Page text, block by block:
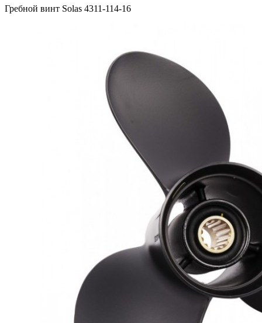
Гребной винт Solas 4311-114-16